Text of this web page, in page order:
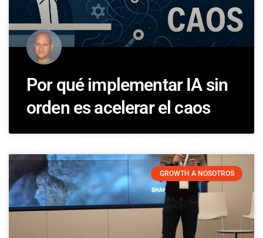
Por qué implementar IA sin
orden es acelerar el caos
GROWTH A NOSOTROS